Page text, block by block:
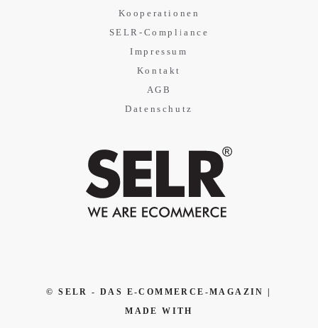
Kooperationen
SELR-Compliance
Impressum
Kontakt
AGB
Datenschutz
© SELR - DAS E-COMMERCE-MAGAZIN |
MADE WITH